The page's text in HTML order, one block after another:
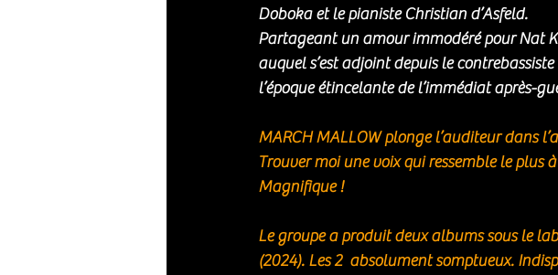
Doboka et le pianiste Christian d’Asfeld.
Partageant un amour immodéré pour Nat
auquel s’est adjoint depuis le
l’époque étincelante de l’immédiat après-
MARCH MALLOW plonge l’auditeur dans
Trouver moi une voix qui ressemble le plus
Magnifique !
Le groupe a produit deux albums sous le
(2024). Les 2  absolument somptueux.